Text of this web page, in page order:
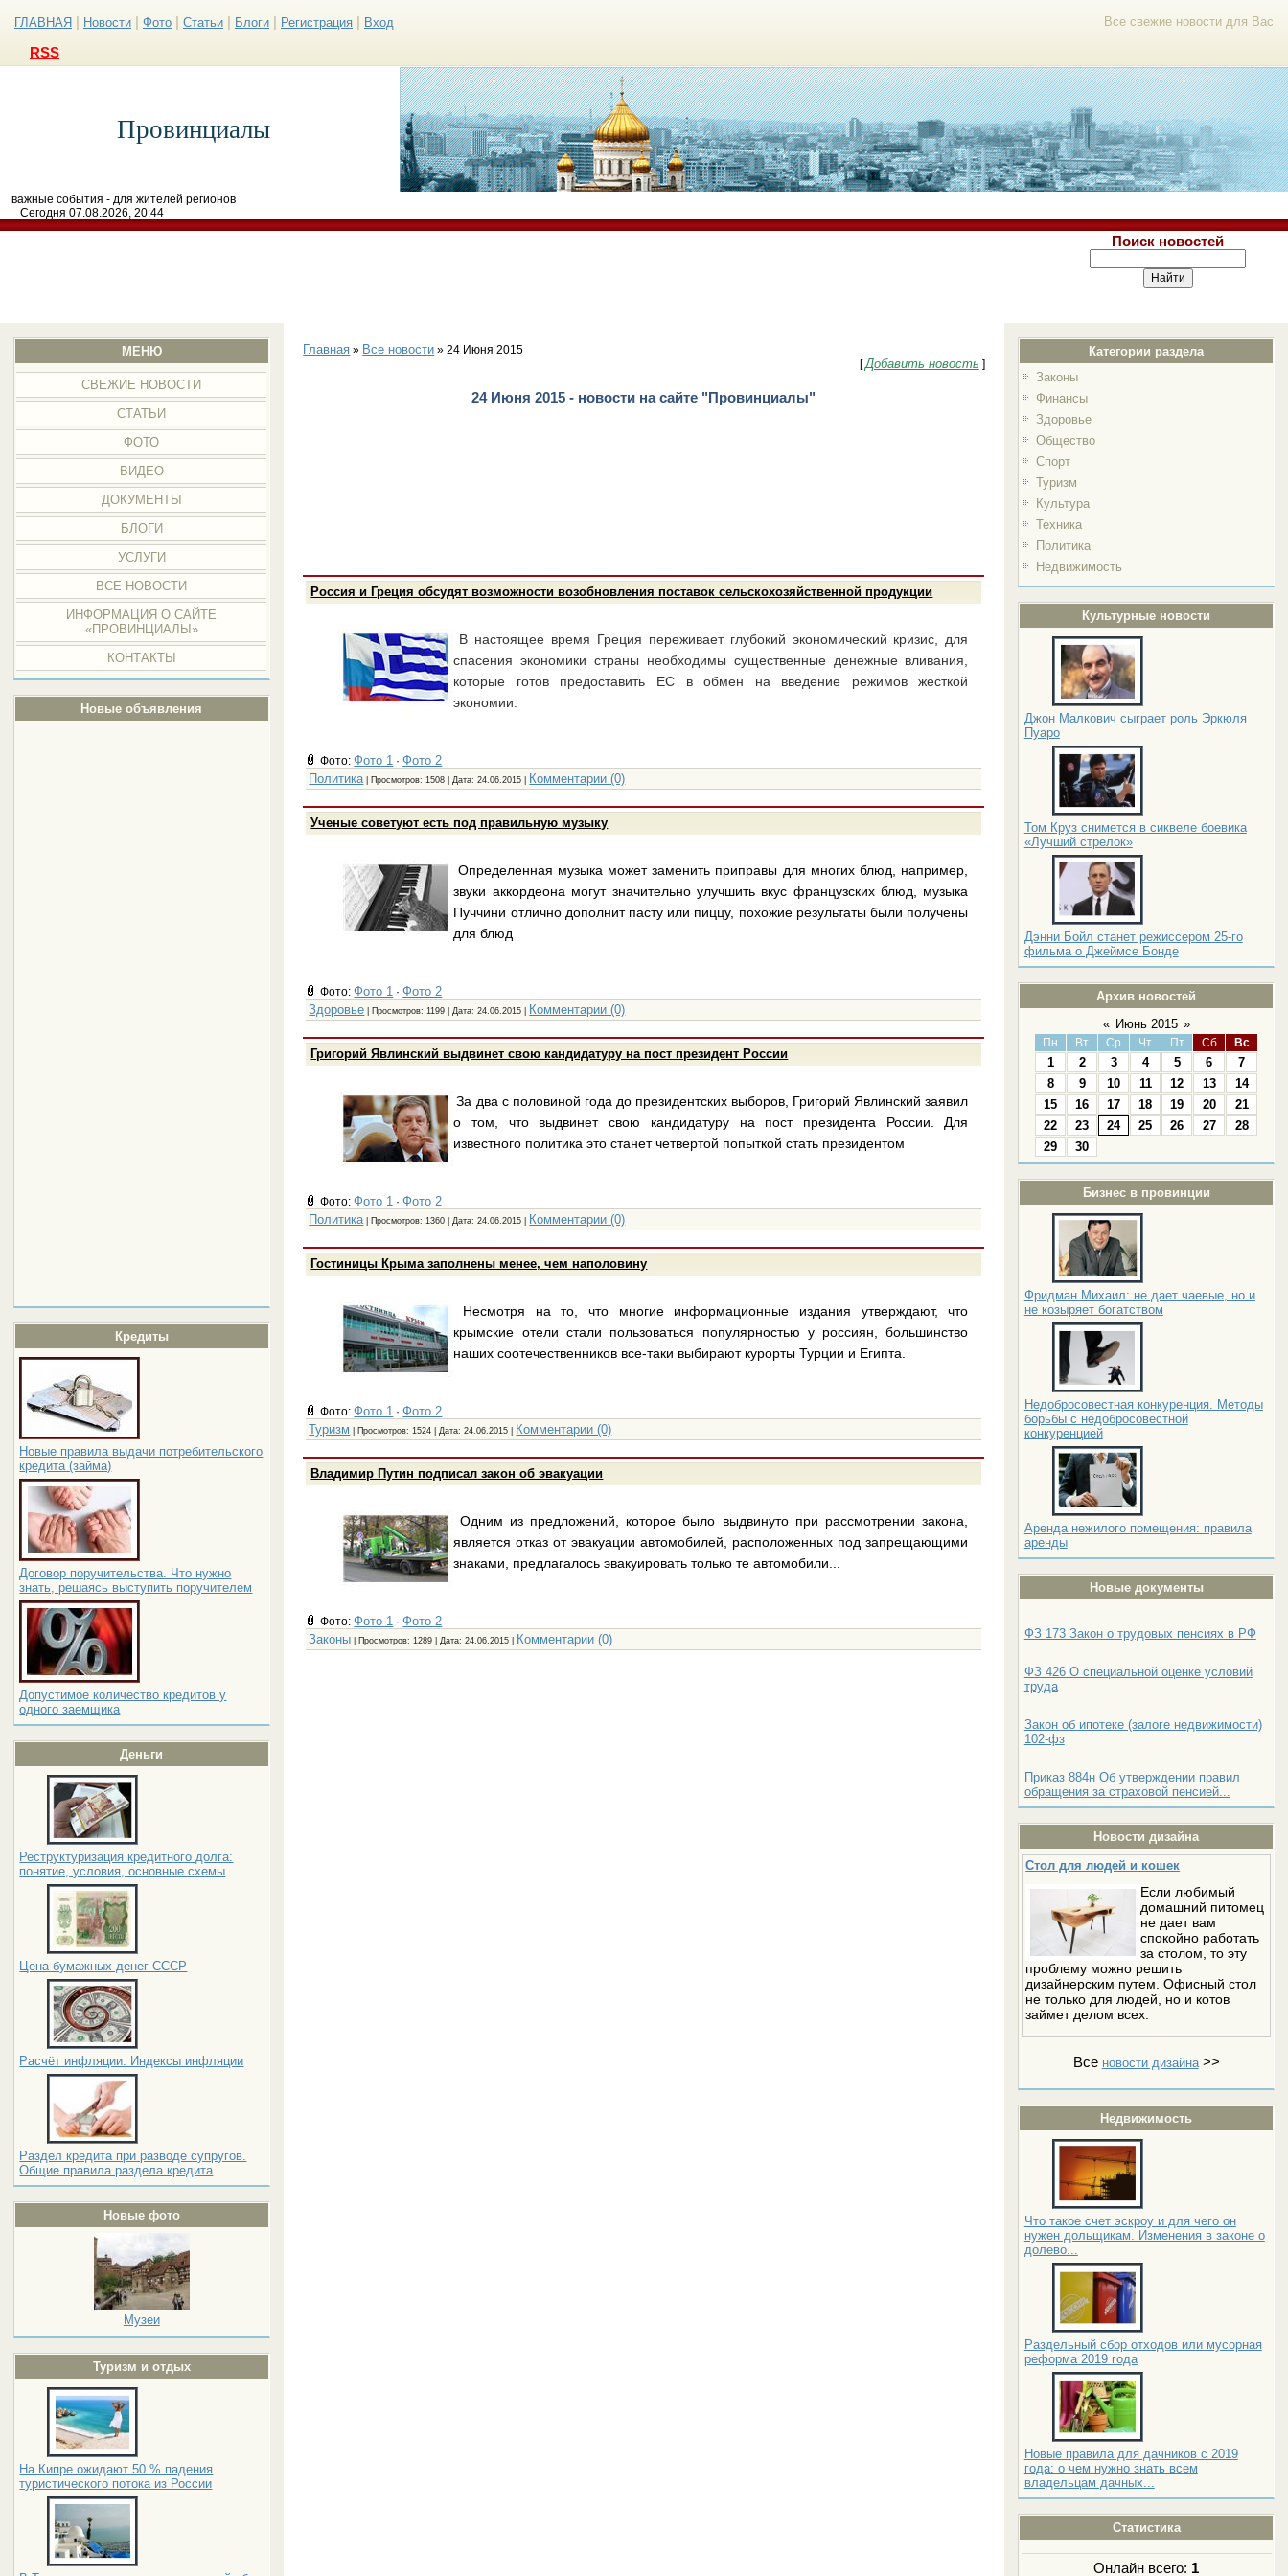
Все свежие новости для Вас
ГЛАВНАЯ Новости Фото Статьи Блоги Регистрация Вход
RSS
Провинциалы
важные события - для жителей регионов
Сегодня 07.08.2026, 20:44
Поиск новостей
МЕНЮ
СВЕЖИЕ НОВОСТИ
СТАТЬИ
ФОТО
ВИДЕО
ДОКУМЕНТЫ
БЛОГИ
УСЛУГИ
ВСЕ НОВОСТИ
ИНФОРМАЦИЯ О САЙТЕ
«ПРОВИНЦИАЛЫ»
КОНТАКТЫ
Новые объявления
Кредиты
Новые правила выдачи потребительского
кредита (займа)
Договор поручительства. Что нужно
знать, решаясь выступить поручителем
Допустимое количество кредитов у
одного заемщика
Деньги
Реструктуризация кредитного долга:
понятие, условия, основные схемы
Цена бумажных денег СССР
Расчёт инфляции. Индексы инфляции
Раздел кредита при разводе супругов.
Общие правила раздела кредита
Новые фото
Музеи
Туризм и отдых
На Кипре ожидают 50 % падения
туристического потока из России
Категории раздела
Законы
Финансы
Здоровье
Общество
Спорт
Туризм
Культура
Техника
Политика
Недвижимость
Культурные новости
Джон Малкович сыграет роль Эркюля
Пуаро
Том Круз снимется в сиквеле боевика
«Лучший стрелок»
Дэнни Бойл станет режиссером 25-го
фильма о Джеймсе Бонде
Архив новостей
« Июнь 2015 »
Пн Вт Ср Чт Пт Сб Вс
1 2 3 4 5 6
7
8
9 10 11 12 13
14
15
16 17 18 19 20
21
22
23 24 25 26 27
28
29
30
Бизнес в провинции
Фридман Михаил: не дает чаевые, но и
не козыряет богатством
Недобросовестная конкуренция. Методы
борьбы с недобросовестной
конкуренцией
Аренда нежилого помещения: правила
аренды
Новые документы
ФЗ 173 Закон о трудовых пенсиях в РФ
ФЗ 426 О специальной оценке условий
труда
Закон об ипотеке (залоге недвижимости)
102-фз
Приказ 884н Об утверждении правил
обращения за страховой пенсией...
Новости дизайна
Стол для людей и кошек
Если любимый
домашний питомец
не дает вам
спокойно работать
за столом, то эту
проблему можно решить
дизайнерским путем. Офисный стол
не только для людей, но и котов
займет делом всех.
Все новости дизайна>>
Недвижимость
Что такое счет эскроу и для чего он
нужен дольщикам. Изменения в законе о
долево...
Раздельный сбор отходов или мусорная
реформа 2019 года
Новые правила для дачников с 2019
года: о чем нужно знать всем
владельцам дачных...
Статистика
Онлайн всего: 1
Главная » Все новости » 24 Июня 2015
[Добавить новость ]
24 Июня 2015 - новости на сайте "Провинциалы"
Россия и Греция обсудят возможности возобновления поставок сельскохозяйственной продукции
В настоящее время Греция переживает глубокий экономический кризис, для
спасения экономики страны необходимы существенные денежные вливания,
которые готов предоставить ЕС в обмен на введение режимов жесткой
экономии.
Фото:Фото 1 ·Фото 2
Политика | Просмотров: 1508 | Дата:24.06.2015 Комментарии (0)
Ученые советуют есть под правильную музыку
Определенная музыка может заменить приправы для многих блюд, например,
звуки аккордеона могут значительно улучшить вкус французских блюд, музыка
Пуччини отлично дополнит пасту или пиццу, похожие результаты были получены
для блюд
Фото:Фото 1 ·Фото 2
Здоровье | Просмотров: 1199 | Дата:24.06.2015 Комментарии (0)
Григорий Явлинский выдвинет свою кандидатуру на пост президент России
За два с половиной года до президентских выборов, Григорий Явлинский заявил
о том, что выдвинет свою кандидатуру на пост президента России. Для
известного политика это станет четвертой попыткой стать президентом
Фото:Фото 1 ·Фото 2
Политика | Просмотров: 1360 | Дата:24.06.2015 Комментарии (0)
Гостиницы Крыма заполнены менее, чем наполовину
Несмотря на то, что многие информационные издания утверждают, что
крымские отели стали пользоваться популярностью у россиян, большинство
наших соотечественников все-таки выбирают курорты Турции и Египта.
Фото:Фото 1 ·Фото 2
Туризм
| Просмотров: 1524 | Дата:24.06.2015 Комментарии (0)
Владимир Путин подписал закон об эвакуации
Одним из предложений, которое было выдвинуто при рассмотрении закона,
является отказ от эвакуации автомобилей, расположенных под запрещающими
знаками, предлагалось эвакуировать только те автомобили...
Фото:Фото 1 ·Фото 2
Законы | Просмотров: 1289 | Дата:24.06.2015 Комментарии (0)